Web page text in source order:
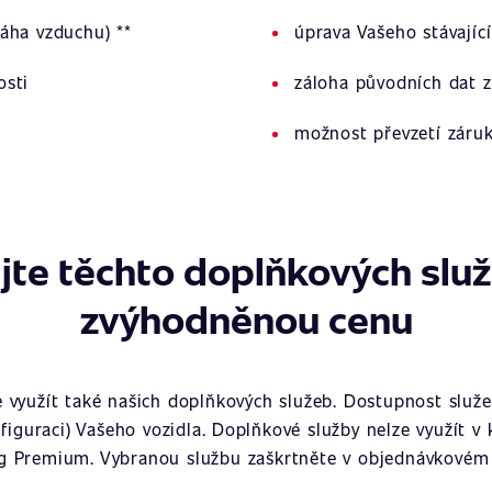
vzduchu) ** úprava Vašeho
záloha původních dat
možnost převzetí
těchto doplňkových
zvýhodněnou cenu
využít také našich doplňkových služeb. Dostupnost
Vašeho vozidla. Doplňkové služby nelze využít v
Premium. Vybranou službu zaškrtněte v